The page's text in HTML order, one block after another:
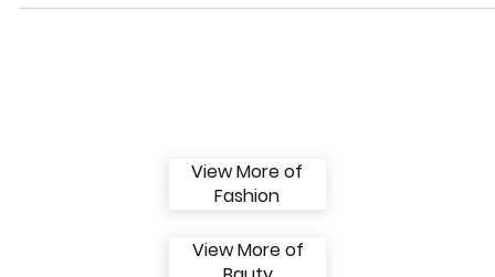
Hair: Ana...
Fashion